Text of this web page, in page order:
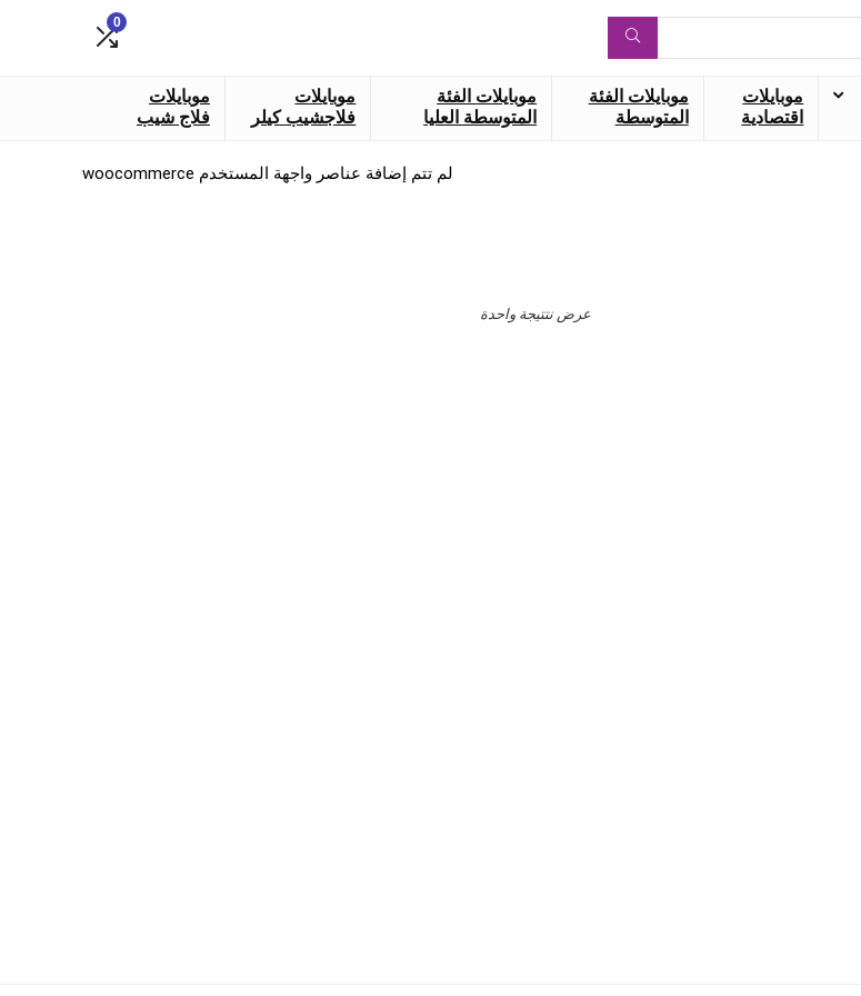
0
موبايلات
اقتصادية
موبايلات الفئة
المتوسطة
موبايلات الفئة
المتوسطة العليا
موبايلات
فلاجشيب كيلر
موبايلات
فلاج شيب
عرض نتتيجة واحدة
لم تتم إضافة عناصر واجهة المستخدم woocommerce